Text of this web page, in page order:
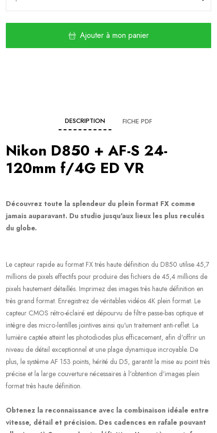
Ajouter à mon panier
DESCRIPTION FICHE PDF
Nikon D850 + AF-S 24-
120mm f/4G ED VR
Découvrez toute la splendeur du plein format FX comme
jamais auparavant. Du studio jusqu'aux lieux les plus reculés
du globe.
Le capteur rapide au format FX très haute définition du D850 utilise 45,7
millions de pixels effectifs pour produire des fichiers de 45,4 millions de
pixels hautement détaillés. Imprimez des images très haute définition en
très grand format. Enregistrez de véritables vidéos 4K plein format. Le
capteur CMOS rétro-éclairé est dépourvu de filtre passe-bas optique et
intègre des micro-lentilles jointives ainsi qu'un traitement anti-reflet. La
lumière captée atteint les photodiodes plus efficacement, afin d'offrir un
niveau de détail exceptionnel et une plage dynamique incroyable. De
plus, le système AF 153 points, hérité du D5, garantit la mise au point très
précise et la large couverture nécessaires à l'obtention d'images plein
format très haute définition.
Obtenez la reconnaissance avec la combinaison idéale entre
vitesse, détail et précision. Des cadences en rafale pouvant